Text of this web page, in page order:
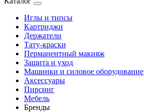
Иглы и типсы
Картриджи
Держатели
Тату-краски
Перманентный макияж
Защита и уход
Машинки и силовое оборудование
Аксессуары
Пирсинг
Мебель
Бренды